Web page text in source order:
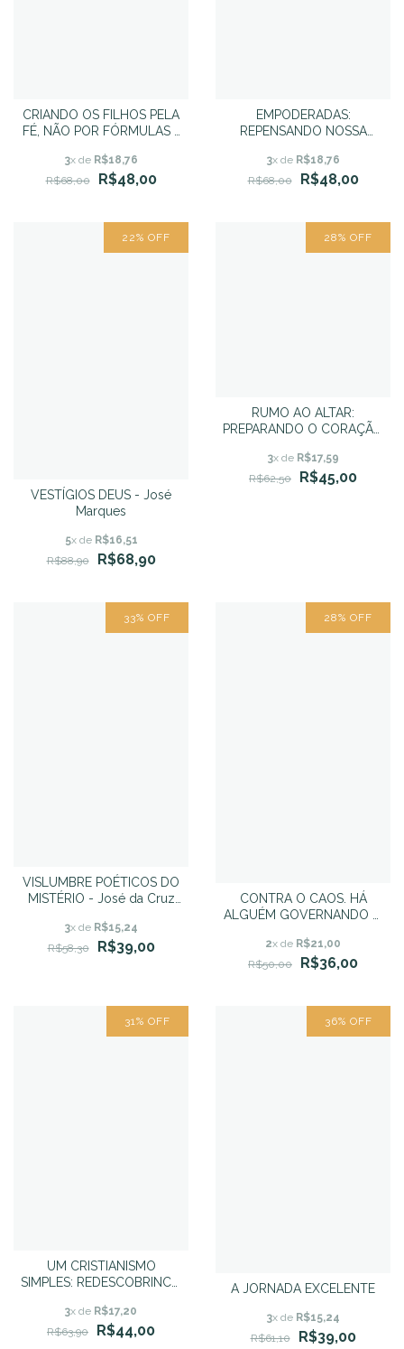
CRIANDO OS FILHOS PELA
FÉ, NÃO POR FÓRMULAS -
3x de R$18,76
R$68,00
R$48,00
EMPODERADAS:
REPENSANDO NOSSA
Ferreira Lanski, Thais
Baldassarre Urel
3x de R$18,76
R$68,00
R$48,00
22% OFF
VESTÍGIOS DEUS - José
Marques
5x de R$16,51
R$88,90
R$68,90
28% OFF
RUMO AO ALTAR:
PREPARANDO O CORAÇÃO
Bentivegna da Silva
3x de R$17,59
R$62,50
R$45,00
33% OFF
VISLUMBRE POÉTICOS DO
MISTÉRIO - José da Cruz
3x de R$15,24
R$58,30
R$39,00
28% OFF
CONTRA O CAOS. HÁ
ALGUÉM GOVERNANDO O
(org)
2x de R$21,00
R$50,00
R$36,00
31 % OFF
UM CRISTIANISMO
SIMPLES: REDESCOBRINCO
FUNDAMENTAIS DA NOSSA
FÉ - John MacArthur
3x de R$17,20
R$63,90
R$44,00
36% OFF
A JORNADA EXCELENTE
3x de R$15,24
R$61,10
R$39,00